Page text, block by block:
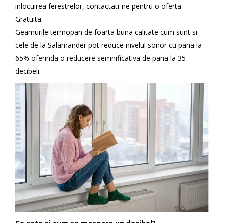
inlocuirea ferestrelor, contactati-ne pentru o oferta
Gratuita.
Geamurile termopan de foarta buna calitate cum sunt si
cele de la Salamander pot reduce nivelul sonor cu pana la
65% oferinda o reducere semnificativa de pana la 35
decibeli.